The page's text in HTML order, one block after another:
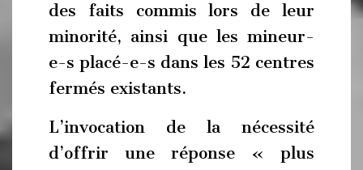
des faits commis lors de leur
minorité, ainsi que les mineur-
e-s placé-e-s dans les 52 centres
fermés existants.
L’invocation de la nécessité
d’offrir une réponse « plus